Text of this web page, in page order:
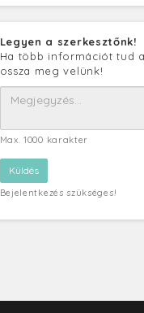
Legyen a szerkesztőnk!
Ha több információt tud
ossza meg velünk!
Max. 1000 karakter
Bejelentkezés szükséges!